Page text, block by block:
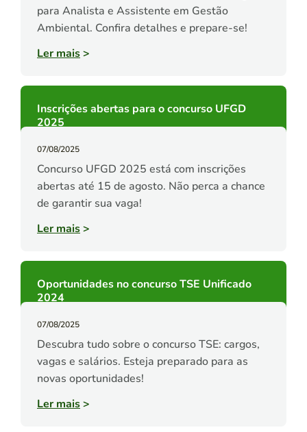
para Analista e Assistente em Gestão
Ambiental. Confira detalhes e prepare-se!
Ler mais>
Inscrições abertas para o concurso UFGD
2025
07/08/2025
Concurso UFGD 2025 está com inscrições
abertas até 15 de agosto. Não perca a chance
de garantir sua vaga!
Ler mais>
Oportunidades no concurso TSE Unificado
2024
07/08/2025
Descubra tudo sobre o concurso TSE: cargos,
vagas e salários. Esteja preparado para as
novas oportunidades!
Ler mais>